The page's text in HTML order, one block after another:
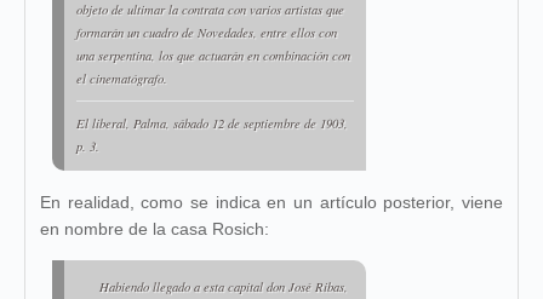
objeto de ultimar la contrata con varios artistas que
formarán un cuadro de Novedades, entre ellos con
una serpentina, los que actuarán en combinación con
el cinematógrafo.
El liberal, Palma, sábado 12 de septiembre de 1903,
p. 3.
En realidad, como se indica en un artículo posterior, viene
en nombre de la casa Rosich:
Habiendo llegado a esta capital don José Ribas,